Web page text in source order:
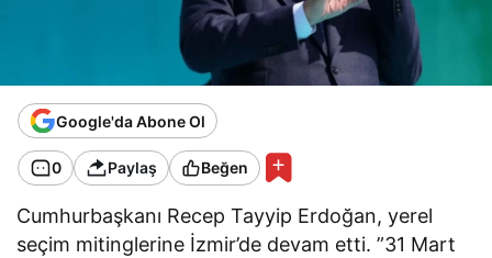
Google'da Abone Ol
0 Paylaş Beğen
Cumhurbaşkanı Recep Tayyip Erdoğan, yerel
seçim mitinglerine İzmir’de devam etti. ”31 Mart